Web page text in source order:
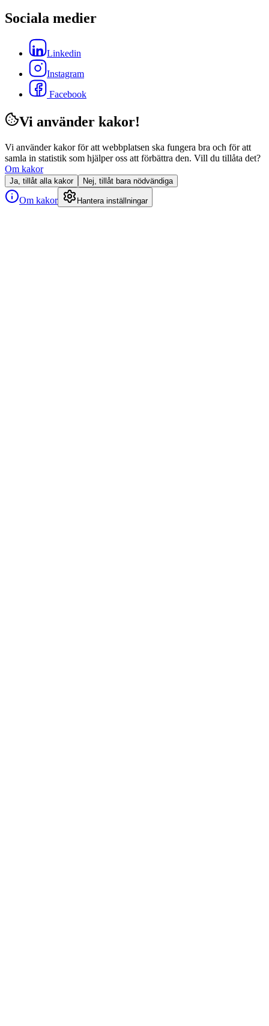
Sociala medier
Linkedin
Instagram
Facebook
Vi använder kakor!
Vi använder kakor för att webbplatsen ska fungera bra och för att
samla in statistik som hjälper oss att förbättra den. Vill du tillåta det?
Om kakor
Ja, tillåt alla kakor Nej, tillåt bara nödvändiga
Om kakor Hantera inställningar